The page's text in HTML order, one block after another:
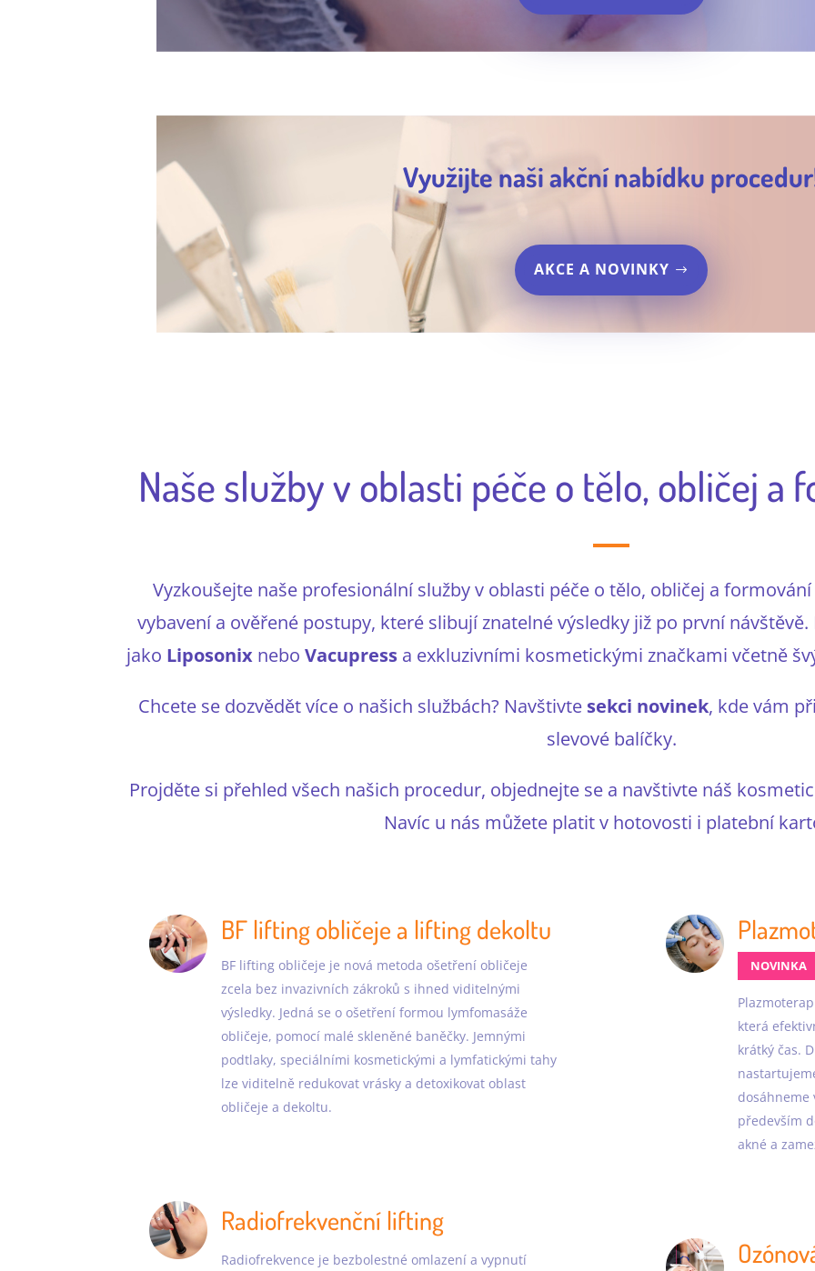
Využijte naši akční nabídku
AKCE A NOVINKY
Naše služby v oblasti péče o tělo, obličej a
Vyzkoušejte naše profesionální služby v oblasti péče o tělo, obličej a
vybavení a ověřené postupy, které slibují znatelné výsledky již po první
jako Liposonix nebo Vacupressa exkluzivními kosmetickými značkami včetně
Chcete se dozvědět více o našich službách? Navštivte sekci novinek, kde vám
slevové balíčky.
Projděte si přehled všech našich procedur, objednejte se a navštivte náš
Navíc u nás můžete platit v hotovosti i platební
BF lifting obličeje a lifting dekoltu
BF lifting obličeje je nová metoda ošetření obličeje
zcela bez invazivních zákroků s ihned viditelnými
výsledky. Jedná se o ošetření formou lymfomasáže
obličeje, pomocí malé skleněné baněčky. Jemnými
podtlaky, speciálními kosmetickými a lymfatickými tahy
lze viditelně redukovat vrásky a detoxikovat oblast
obličeje a dekoltu.
Radiofrekvenční lifting
Radiofrekvence je bezbolestné omlazení a vypnutí
NOVINKA
která
krátký čas.
především
akné a